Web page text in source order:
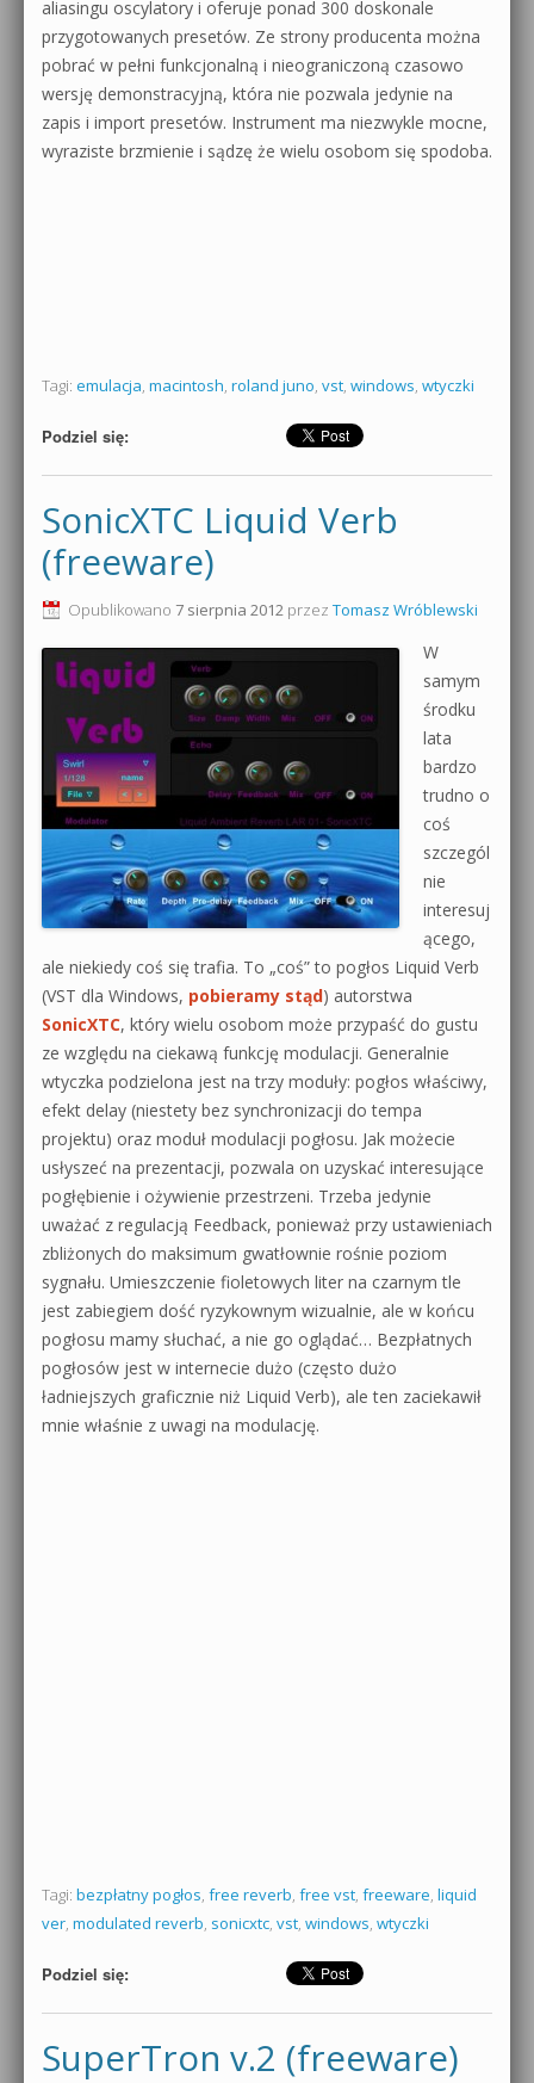
aliasingu oscylatory i oferuje ponad 300 doskonale
przygotowanych presetów. Ze strony producenta można
pobrać w pełni funkcjonalną i nieograniczoną czasowo
wersję demonstracyjną, która nie pozwala jedynie na
zapis i import presetów. Instrument ma niezwykle mocne,
wyraziste brzmienie i sądzę że wielu osobom się spodoba.
Tagi: emulacja, macintosh, roland juno, vst, windows, wtyczki
Podziel się:
SonicXTC Liquid Verb
(freeware)
Opublikowano 7 sierpnia 2012 przez Tomasz Wróblewski
W
samym
środku
lata
bardzo
trudno o
coś
szczegól
nie
interesuj
ącego,
ale niekiedy coś się trafia. To „coś” to pogłos Liquid Verb
(VST dla Windows, pobieramy stąd) autorstwa
SonicXTC, który wielu osobom może przypaść do gustu
ze względu na ciekawą funkcję modulacji. Generalnie
wtyczka podzielona jest na trzy moduły: pogłos właściwy,
efekt delay (niestety bez synchronizacji do tempa
projektu) oraz moduł modulacji pogłosu. Jak możecie
usłyszeć na prezentacji, pozwala on uzyskać interesujące
pogłębienie i ożywienie przestrzeni. Trzeba jedynie
uważać z regulacją Feedback, ponieważ przy ustawieniach
zbliżonych do maksimum gwatłownie rośnie poziom
sygnału. Umieszczenie fioletowych liter na czarnym tle
jest zabiegiem dość ryzykownym wizualnie, ale w końcu
pogłosu mamy słuchać, a nie go oglądać… Bezpłatnych
pogłosów jest w internecie dużo (często dużo
ładniejszych graficznie niż Liquid Verb), ale ten zaciekawił
mnie właśnie z uwagi na modulację.
Tagi: bezpłatny pogłos, free reverb, free vst, freeware, liquid
ver, modulated reverb, sonicxtc, vst, windows, wtyczki
Podziel się:
SuperTron v.2 (freeware)